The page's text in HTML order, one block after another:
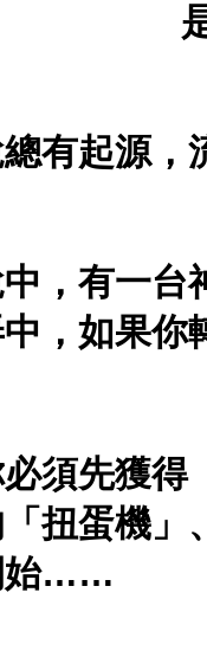
總有起源
，有一台
， 如果你
必須先獲得
扭蛋機」
……